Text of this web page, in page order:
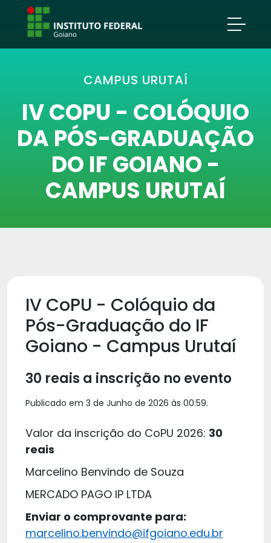
CAMPUS URUTAÍ
IV COPU - COLÓQUIO
DA PÓS-GRADUAÇÃO
DO IF GOIANO -
CAMPUS URUTAÍ
IV CoPU - Colóquio da
Pós-Graduação do IF
Goiano - Campus Urutaí
30 reais a inscrição no evento
Publicado em 3 de Junho de 2026 às 00:59.
Valor da inscrição do CoPU 2026: 30
reais
Marcelino Benvindo de Souza
MERCADO PAGO IP LTDA
Enviar o comprovante para:
marcelino.benvindo@ifgoiano.edu.br